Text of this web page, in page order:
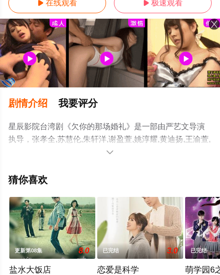
 在线观看  极速观看
剧情介绍 我要评分
星辰影院台湾剧《欠你的那场婚礼》是一部由严艺文导演
执导，张孝全,苏慧伦,朱轩洋,谢盈萱,姚淳耀,黄迪扬,王渝萱,
蒲禾菲,裴子齐等演员精彩演绎的中国台湾电视剧，大结局
电视剧全集就上星辰影视，更多相关信息可移步至豆瓣电

猜你喜欢
更新第08集 8.0
盐水大饭店
已完结 3.0
恋爱是科学
已完结
萌学园6